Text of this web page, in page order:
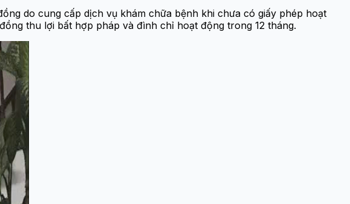
do cung cấp dịch vụ khám chữa bệnh khi chưa có giấy phép hoạt
thu lợi bất hợp pháp và đình chỉ hoạt động trong 12 tháng.